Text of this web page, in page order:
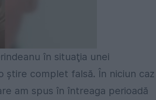
în situaţia unei
ştire complet falsă. În niciun caz
am spus în întreaga perioadă